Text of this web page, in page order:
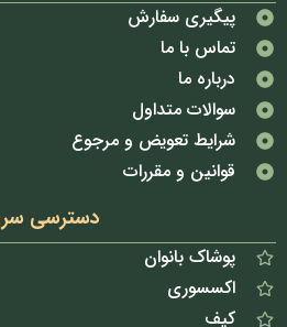
پیگیری سفارش
تماس با ما
درباره ما
سوالات متداول
شرایط تعویض و مرجوع
قوانین و مقررات
دسترسی
پوشاک بانوان
اکسسوری
کیف